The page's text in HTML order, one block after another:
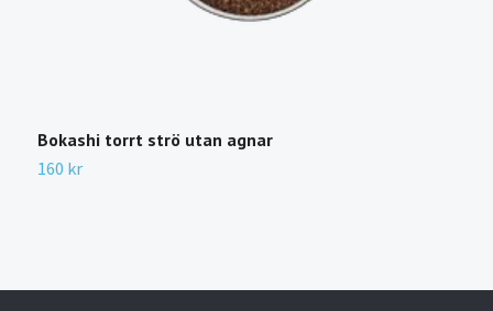
Bokashi torrt strö utan agnar
160 kr